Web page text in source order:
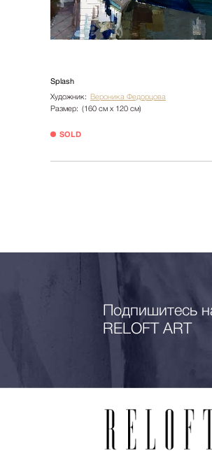
Splash
Художник: Вероника Федорцова
Размер: (160 см х 120 см)
SOLD
Подпишитесь
RELOFT ART